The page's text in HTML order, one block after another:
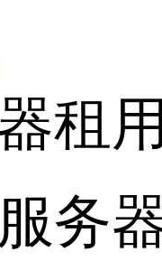
租
务